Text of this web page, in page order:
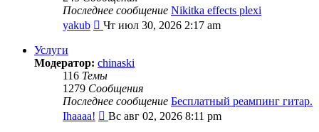
Последнее сообщение Nikitka effects plexi
yakub
Перейти
сообщению
Чт июл 30, 2026 2:17 am
Услуги
Модератор: chinaski
116 Темы
1279 Сообщения
Последнее сообщение Бесплатный реампинг гитар.
Ihaaaa!
Перейти
Вс авг 02, 2026 8:11 pm